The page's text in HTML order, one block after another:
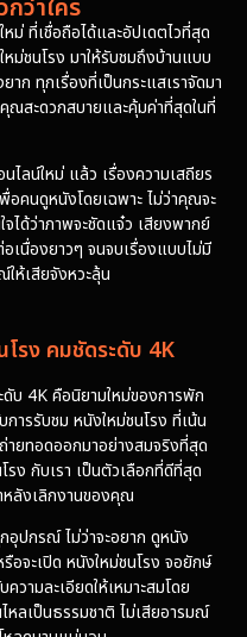
1978
กว่าใคร
ม่ ที่เชื่อถือได้และอัปเดตไวที่สุด
ม่ชนโรง มาให้รับชมถึงบ้านแบบ
ก ทุกเรื่องที่เป็นกระแสเราจัดมา
ณสะดวกสบายและคุ้มค่าที่สุดในที่
ไลน์ใหม่ แล้ว เรื่องความเสถียร
คนดูหนังโดยเฉพาะ ไม่ว่าคุณจะ
ได้ว่าภาพจะชัดแจ๋ว เสียงพากย์
เนื่องยาวๆ จนจบเรื่องแบบไม่มี
ห้เสียจังหวะลุ้น
รง คมชัดระดับ 4K
บ 4K คือนิยามใหม่ของการพัก
ารรับชม หนังใหม่ชนโรง ที่เน้น
ายทอดออกมาอย่างสมจริงที่สุด
รง กับเรา เป็นตัวเลือกที่ดีที่สุด
หลังเลิกงานของคุณ
อุปกรณ์ ไม่ว่าจะอยาก ดูหนัง
อจะเปิด หนังใหม่ชนโรง จอยักษ์
วามละเอียดให้เหมาะสมโดย
หลเป็นธรรมชาติ ไม่เสียอารมณ์